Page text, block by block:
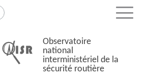
Menu
Observatoire
national
interministériel de la
sécurité routière